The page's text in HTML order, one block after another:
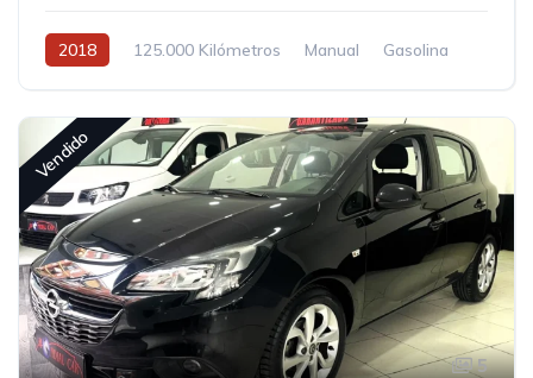
2018 125.000 Kilómetros Manual Gasolina
Vendido
5